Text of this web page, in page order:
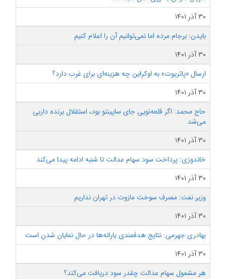
۳۰ آذر ۱۴۰۱
بایدن: برجام مرده اما نمی‌توانیم آن را اعلام کنیم
۳۰ آذر ۱۴۰۱
ارسال «پاتریوت» به اوکراین چه هزینه‌ای برای غرب دارد؟
۳۰ آذر ۱۴۰۱
حاج محمد: اگر قلعه‌نویی جای ساپینتو بود، استقلال برنده داربی
می‌شد
۳۰ آذر ۱۴۰۱
خاندوزی: پرداخت سود سهام عدالت تا شنبه ادامه پیدا می‌کند
۳۰ آذر ۱۴۰۱
وزیر نفت: مصرف سوخت مازوت در تهران نداریم
۳۰ آذر ۱۴۰۱
بهادری جهرمی: نتایج هدفمندی یارانه‌ها در حال نمایان شدن است
۳۰ آذر ۱۴۰۱
هر مشمول سهام عدالت چقدر سود دریافت می‌کند؟